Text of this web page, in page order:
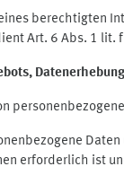
berechtigten
Art. 6 Abs. 1
erforderlich ist